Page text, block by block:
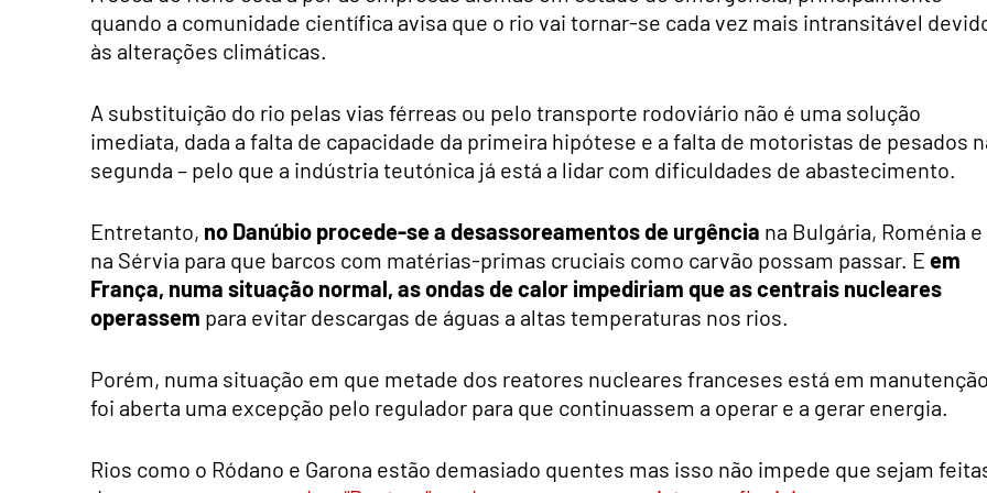
quando a comunidade científica avisa que o rio vai tornar-se cada vez mais intransitável
às alterações climáticas.
A substituição do rio pelas vias férreas ou pelo transporte rodoviário não é uma solução
imediata, dada a falta de capacidade da primeira hipótese e a falta de motoristas de pesados
segunda – pelo que a indústria teutónica já está a lidar com dificuldades de abastecimento.
Entretanto, no Danúbio procede-se a desassoreamentos de urgência na Bulgária, Roménia e
na Sérvia para que barcos com matérias-primas cruciais como carvão possam passar. E em
França, numa situação normal, as ondas de calor impediriam que as centrais nucleares
operassem para evitar descargas de águas a altas temperaturas nos rios.
Porém, numa situação em que metade dos reatores nucleares franceses está em
foi aberta uma excepção pelo regulador para que continuassem a operar e a gerar energia.
Rios como o Ródano e Garona estão demasiado quentes mas isso não impede que sejam